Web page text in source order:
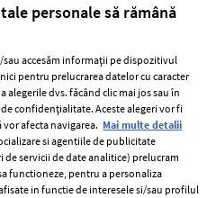
ea și copiii ei au trecut.
personale să rămână
sau accesăm informații pe dispozitivul
pentru prelucrarea datelor cu caracter
alegerile dvs. făcând clic mai jos sau în
confidențialitate. Aceste alegeri vor fi
afecta navigarea. Mai multe detalii
si agentiile de publicitate
servicii de date analitice) prelucram
functioneze, pentru a personaliza
in functie de interesele si/sau profilul